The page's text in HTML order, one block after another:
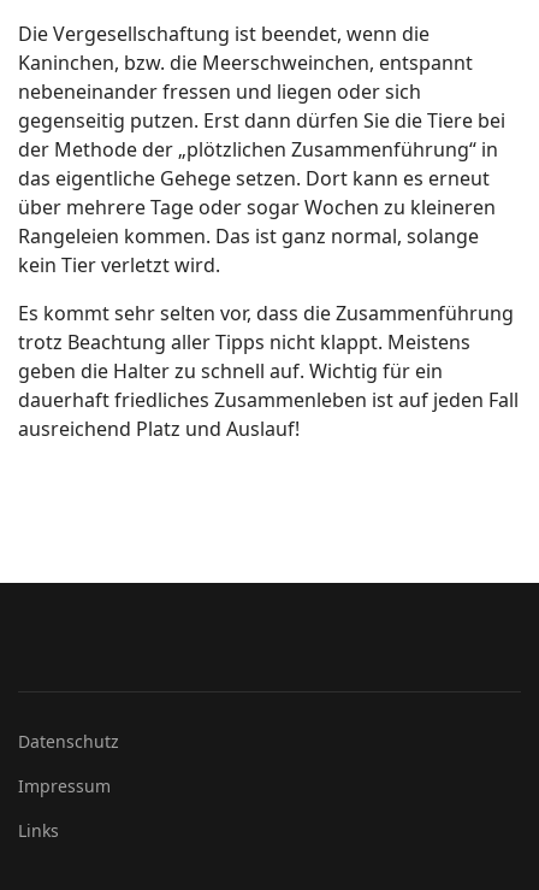
Die Vergesellschaftung ist beendet, wenn die
Kaninchen, bzw. die Meerschweinchen, entspannt
nebeneinander fressen und liegen oder sich
gegenseitig putzen. Erst dann dürfen Sie die Tiere bei
der Methode der „plötzlichen Zusammenführung“ in
das eigentliche Gehege setzen. Dort kann es erneut
über mehrere Tage oder sogar Wochen zu kleineren
Rangeleien kommen. Das ist ganz normal, solange
kein Tier verletzt wird.
Es kommt sehr selten vor, dass die Zusammenführung
trotz Beachtung aller Tipps nicht klappt. Meistens
geben die Halter zu schnell auf. Wichtig für ein
dauerhaft friedliches Zusammenleben ist auf jeden Fall
ausreichend Platz und Auslauf!
Datenschutz
Impressum
Links